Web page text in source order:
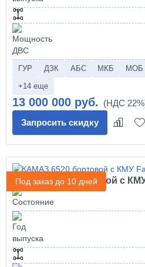
ГУР ДЗК АБС МКБ МОБ
+14 еще
13 000 000 руб.
Запросить скидку
Под заказ до 10 дней
КАМАЗ 6520 бортовой с